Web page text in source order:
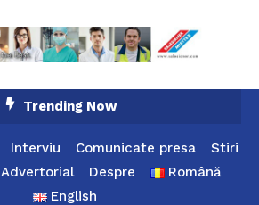
Trending Now
Interviu Comunicate presa
Stiri
Advertorial Despre
Română
English